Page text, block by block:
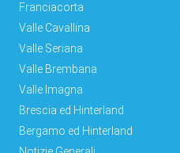
Franciacorta
Valle Cavallina
Valle Seriana
Valle Brembana
Valle Imagna
Brescia ed Hinterland
Bergamo ed Hinterland